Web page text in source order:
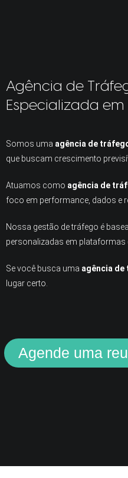
Agência de
Especializada em
Somos uma agência de
que buscam crescimento
Atuamos como agência de
foco em performance, dados e
Nossa gestão de tráfego é
personalizadas em plataformas
Se você busca uma agência de
lugar certo.
Agende uma